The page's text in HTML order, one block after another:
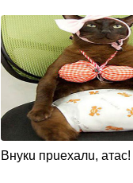
Внyкu пpuexaлu,